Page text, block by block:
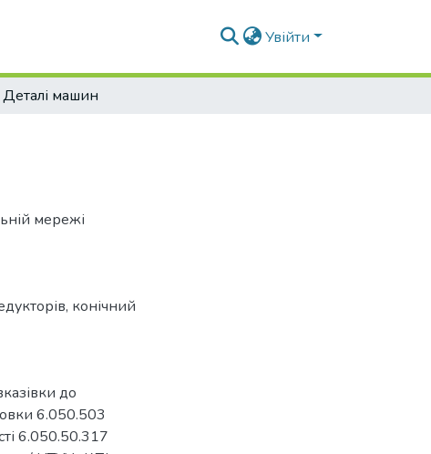
Увійти
Деталі машин
мережі
, конічний
до
6.050.503
6.050.50.317